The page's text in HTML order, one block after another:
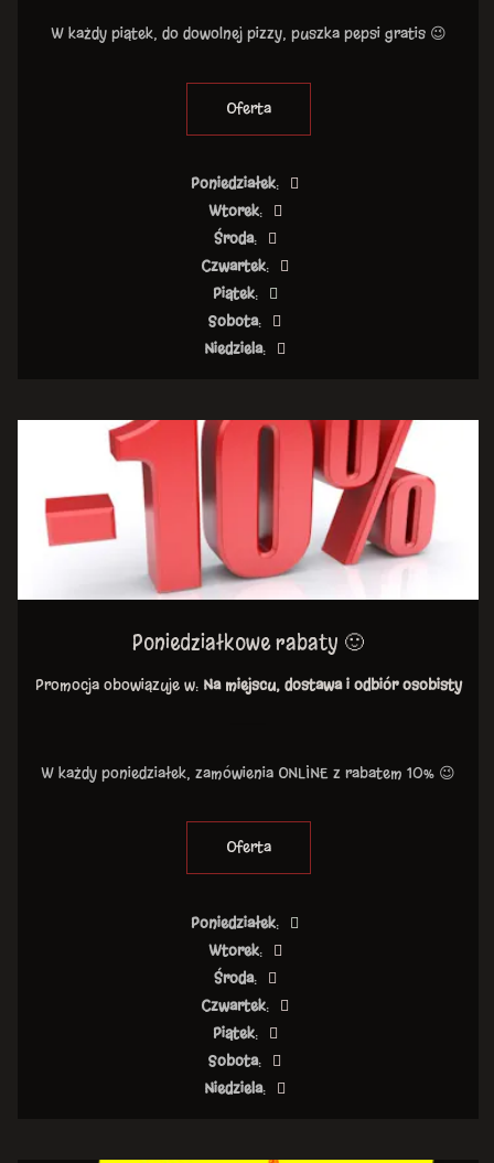
W każdy piątek, do dowolnej pizzy, puszka pepsi gratis 😉
Oferta
Poniedziałek:
Wtorek:
Środa:
Czwartek:
Piątek:
Sobota:
Niedziela:
Poniedziałkowe rabaty 🙂
Promocja obowiązuje w: Na miejscu, dostawa i odbiór osobisty
W każdy poniedziałek, zamówienia ONLINE z rabatem 10% 😉
Oferta
Poniedziałek:
Wtorek:
Środa:
Czwartek:
Piątek:
Sobota:
Niedziela: